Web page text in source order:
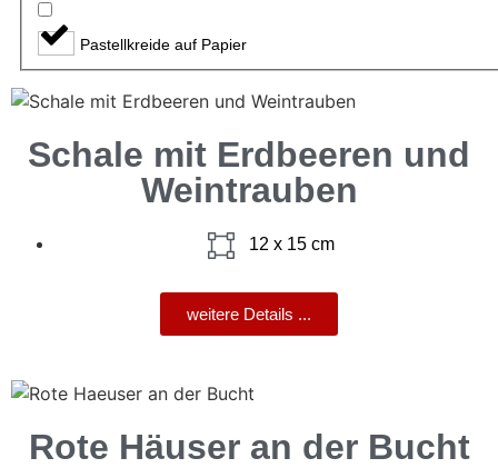
Pastellkreide auf Papier
Schale mit Erdbeeren und
Weintrauben
12 x 15 cm
weitere Details ...
Rote Häuser an der Bucht